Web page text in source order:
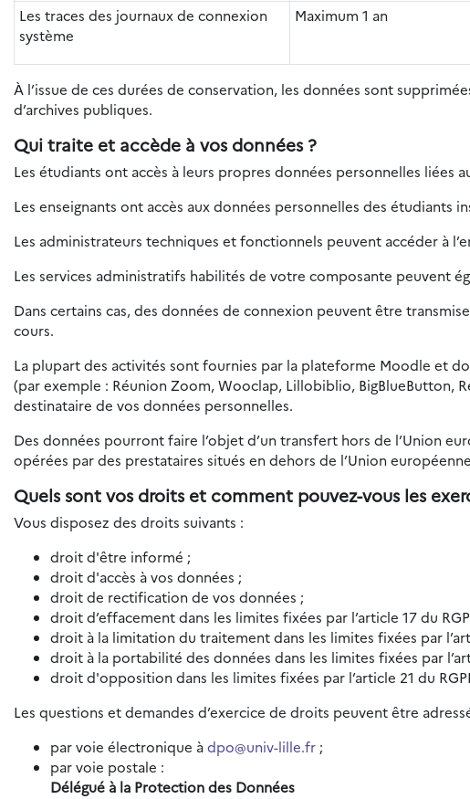
Les traces des journaux de connexion
système
Maximum 1 an
À l’issue de ces durées de conservation, les données sont
d’archives publiques.
Qui traite et accède à vos données ?
Les étudiants ont accès à leurs propres données personnelles liées
Les enseignants ont accès aux données personnelles des étudiants
Les administrateurs techniques et fonctionnels peuvent accéder à
Les services administratifs habilités de votre composante peuvent
Dans certains cas, des données de connexion peuvent être
cours.
La plupart des activités sont fournies par la plateforme Moodle et
(par exemple : Réunion Zoom, Wooclap, Lillobiblio, BigBlueButton,
destinataire de vos données personnelles.
Des données pourront faire l’objet d’un transfert hors de l’Union
opérées par des prestataires situés en dehors de l’Union
Quels sont vos droits et comment pouvez-vous les
Vous disposez des droits suivants :
droit d'être informé ;
droit d'accès à vos données ;
droit de rectification de vos données ;
droit d’effacement dans les limites fixées par l’article 17 du
droit à la limitation du traitement dans les limites fixées par
droit à la portabilité des données dans les limites fixées par
droit d'opposition dans les limites fixées par l’article 21 du
Les questions et demandes d’exercice de droits peuvent être
par voie électronique àdpo@univ-lille.fr ;
par voie postale :
Délégué à la Protection des Données